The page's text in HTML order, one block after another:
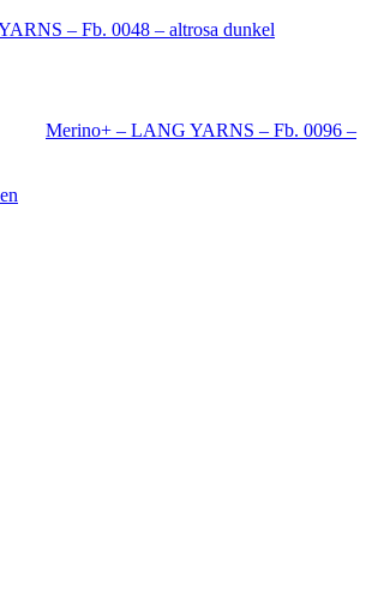
– Fb. 0048 – altrosa dunkel
Merino+ – LANG YARNS – Fb. 0096 –